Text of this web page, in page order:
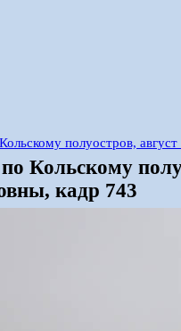
полуостров,
Кольскому
кадр 743